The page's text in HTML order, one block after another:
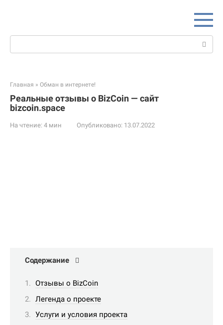
Поиск:
Главная » Обман в интернете!
Реальные отзывы о BizCoin — сайт
bizcoin.space
На чтение: 4 мин Опубликовано: 13.07.2022
Содержание
Отзывы о BizCoin
Легенда о проекте
Услуги и условия проекта